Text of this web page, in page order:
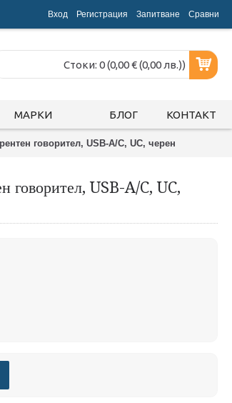
Вход Регистрация Запитване Срaвни
Стоки: 0 (0,00 € (0,00 лв.))
МАРКИ БЛОГ КОНТАКТ
говорител, USB-A/C, UC, черен
говорител, USB-A/C, UC,